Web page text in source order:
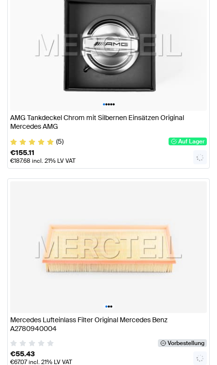
•••••
AMG Tankdeckel Chrom mit Silbernen Einsätzen Original
Mercedes AMG
(5)
Auf Lager
€155.11
€187.68 incl. 21% LV VAT
•••
Mercedes Lufteinlass Filter Original Mercedes Benz
A2780940004
Vorbestellung
€55.43
€67.07incl. 21% LV VAT